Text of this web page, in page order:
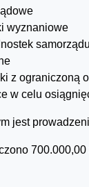
wyznaniowe
z
w celu
jest